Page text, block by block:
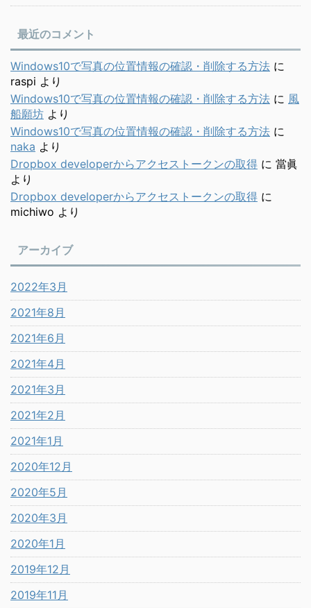
最近のコメント
Windows10で写真の位置情報の確認・削除する方法 に
raspi より
Windows10で写真の位置情報の確認・削除する方法 に 風
船願坊 より
Windows10で写真の位置情報の確認・削除する方法 に
naka より
Dropbox developerからアクセストークンの取得 に 當眞
より
Dropbox developerからアクセストークンの取得 に
michiwo より
アーカイブ
2022年3月
2021年8月
2021年6月
2021年4月
2021年3月
2021年2月
2021年1月
2020年12月
2020年5月
2020年3月
2020年1月
2019年12月
2019年11月